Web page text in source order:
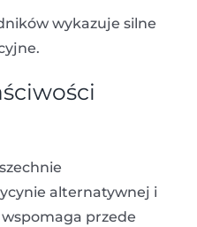
wykazuje silne
alternatywnej i
wspomaga przede